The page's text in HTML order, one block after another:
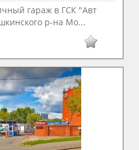
гараж в ГСК "Авт
р-на Мо...